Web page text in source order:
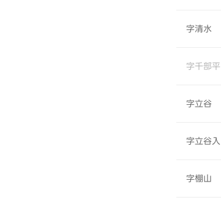
字清水
字千部平
字立谷
字立谷入
字棚山